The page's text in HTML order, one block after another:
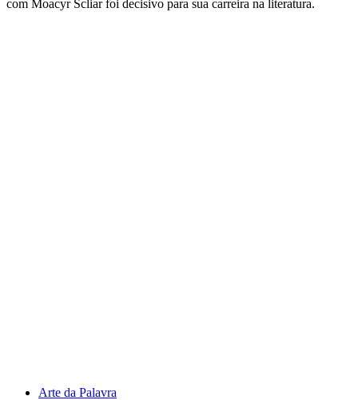
com Moacyr Scliar foi decisivo para sua carreira na literatura.
Arte da Palavra